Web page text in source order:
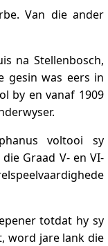
Van die ander
na Stellenbosch,
gesin was eers in
by en vanaf 1909
voltooi sy
Graad V- en VI-
totdat hy sy
word jare lank die